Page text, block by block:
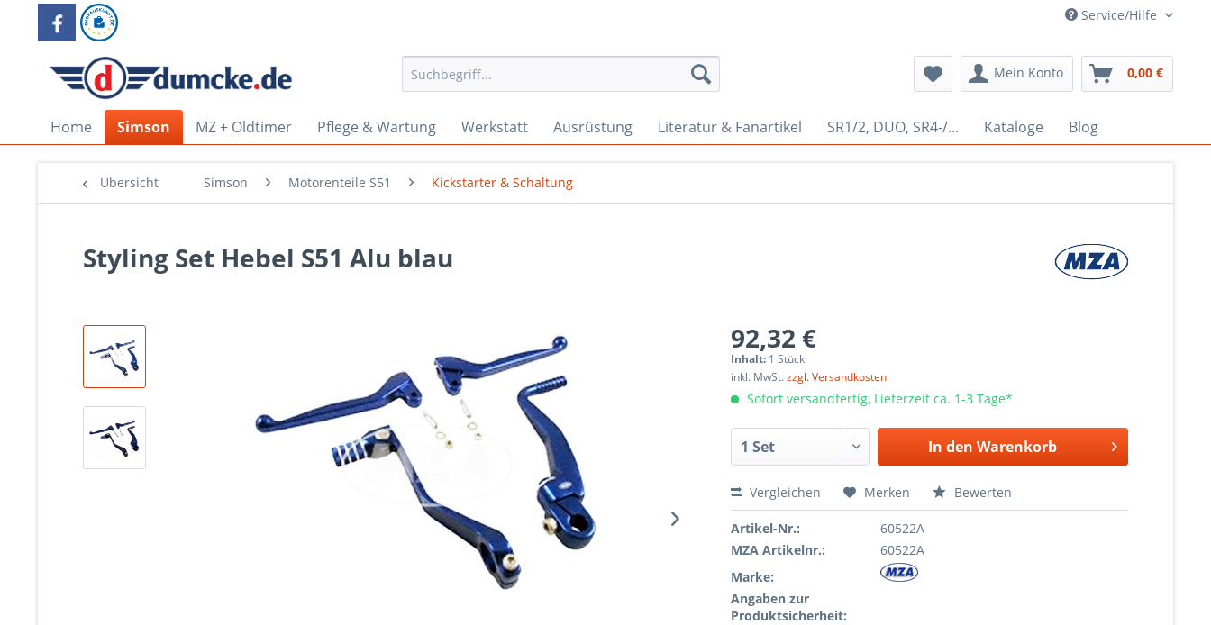
Service/Hilfe
Mein Konto 0,00 €
Home Simson MZ + Oldtimer Pflege & Wartung Werkstatt Ausrüstung Literatur & Fanartikel SR1/2, DUO, SR4-/... Kataloge Blog
Übersicht Simson Motorenteile S51 Kickstarter & Schaltung
Styling Set Hebel S51 Alu blau
92,32 €
Inhalt: 1 Stück
inkl. MwSt.zzgl. Versandkosten
Sofort versandfertig, Lieferzeit ca. 1-3 Tage*
In den Warenkorb
Vergleichen Merken Bewerten
Artikel-Nr.:
60522A
MZA Artikelnr.:
60522A
Marke:
Angaben zur
Produktsicherheit: